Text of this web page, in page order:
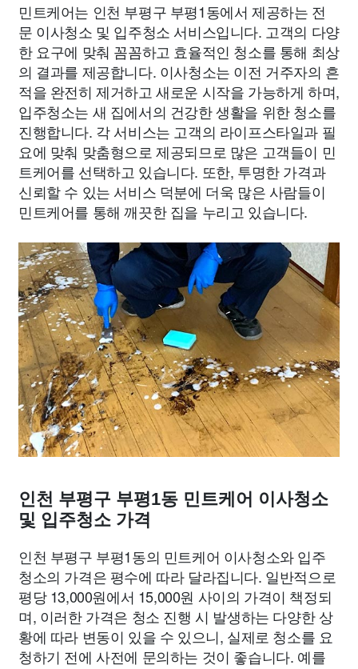
민트케어는 인천 부평구 부평1동에서 제공하는 전
문 이사청소 및 입주청소 서비스입니다. 고객의 다양
한 요구에 맞춰 꼼꼼하고 효율적인 청소를 통해 최상
의 결과를 제공합니다. 이사청소는 이전 거주자의 흔
적을 완전히 제거하고 새로운 시작을 가능하게 하며,
입주청소는 새 집에서의 건강한 생활을 위한 청소를
진행합니다. 각 서비스는 고객의 라이프스타일과 필
요에 맞춰 맞춤형으로 제공되므로 많은 고객들이 민
트케어를 선택하고 있습니다. 또한, 투명한 가격과
신뢰할 수 있는 서비스 덕분에 더욱 많은 사람들이
민트케어를 통해 깨끗한 집을 누리고 있습니다.
인천 부평구 부평1동 민트케어 이사청소
및 입주청소 가격
인천 부평구 부평1동의 민트케어 이사청소와 입주
청소의 가격은 평수에 따라 달라집니다. 일반적으로
평당 13,000원에서 15,000원 사이의 가격이 책정되
며, 이러한 가격은 청소 진행 시 발생하는 다양한 상
황에 따라 변동이 있을 수 있으니, 실제로 청소를 요
청하기 전에 사전에 문의하는 것이 좋습니다. 예를